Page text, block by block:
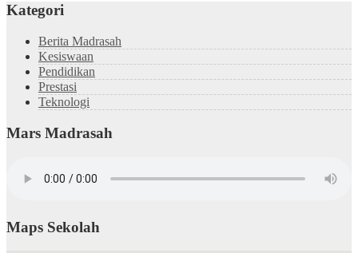
Kategori
Berita Madrasah
Kesiswaan
Pendidikan
Prestasi
Teknologi
Mars Madrasah
Maps Sekolah